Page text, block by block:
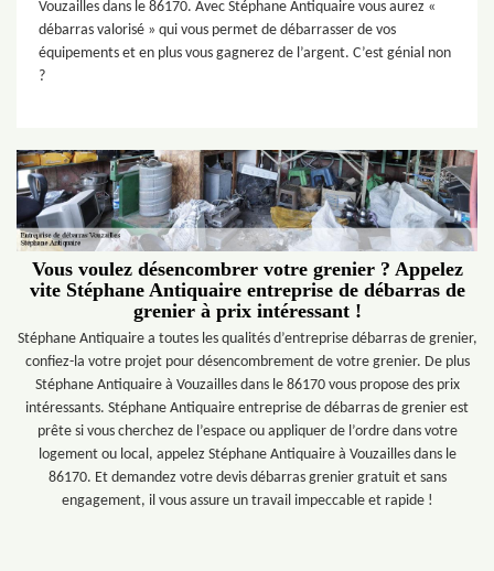
Vouzailles dans le 86170. Avec Stéphane Antiquaire vous aurez «
débarras valorisé » qui vous permet de débarrasser de vos
équipements et en plus vous gagnerez de l’argent. C’est génial non
?
Vous voulez désencombrer votre grenier ? Appelez
vite Stéphane Antiquaire entreprise de débarras de
grenier à prix intéressant !
Stéphane Antiquaire a toutes les qualités d’entreprise débarras de grenier,
confiez-la votre projet pour désencombrement de votre grenier. De plus
Stéphane Antiquaire à Vouzailles dans le 86170 vous propose des prix
intéressants. Stéphane Antiquaire entreprise de débarras de grenier est
prête si vous cherchez de l’espace ou appliquer de l’ordre dans votre
logement ou local, appelez Stéphane Antiquaire à Vouzailles dans le
86170. Et demandez votre devis débarras grenier gratuit et sans
engagement, il vous assure un travail impeccable et rapide !